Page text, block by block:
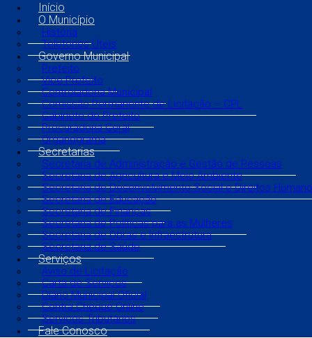
Início
O Município
História
Telefones Úteis
Governo Municipal
Prefeito
Vice Prefeito
Controladoria Municipal
Comissão Permanente de Licitação – CPL
Gabinete do Prefeito
Procuradoria Geral
Organograma
Secretarias
Secretaria de Administração e Gestão de Pessoas
Secretaria de Agricultura e Meio Ambiente
Secretaria de Desenvolvimento Social e Direitos
Secretaria de Educação
Secretaria de Finanças
Secretaria de Políticas para as Mulheres
Secretaria de Obras e Infraestrutura
Secretaria de Saúde
Serviços
Aviso de Licitação
Carta de Serviços
Diário Municipal Oficial
Contra Cheque Online
Serviços Tributários
Fale Conosco